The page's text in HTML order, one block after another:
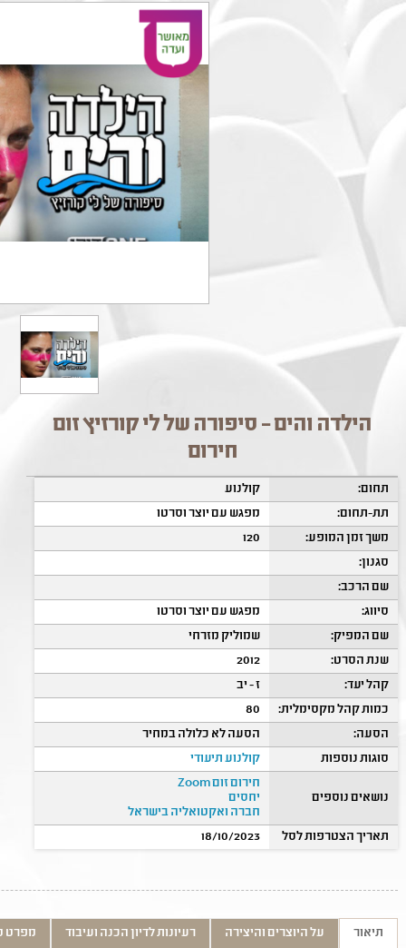
הילדה והים – סיפורה של לי קורזיץ זום
חירום
תחום:
קולנוע
תת-תחום:
מפגש עם יוצר וסרטו
משך זמן המופע:
120
סגנון:
שם הרכב:
סיווג:
מפגש עם יוצר וסרטו
שם המפיק:
שמוליק מזרחי
שנת הסרט:
2012
קהל יעד:
ז - יב
כמות קהל מקסימלית:
80
הסעה:
הסעה לא כלולה במחיר
סוגות נוספות
קולנוע תיעודי
נושאים נוספים
חירום זום Zoom
יחסים
חברה ואקטואליה בישראל
תאריך הצטרפות לסל
18/10/2023
תיאור על היוצרים והיצירה רעיונות לדיון הכנה ועיבוד מפרט